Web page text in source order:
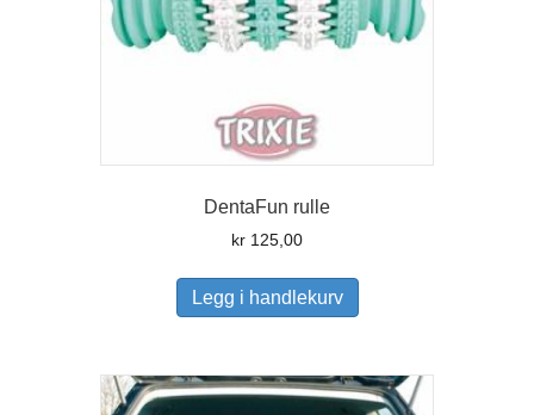
DentaFun rulle
kr 125,00
Legg i handlekurv